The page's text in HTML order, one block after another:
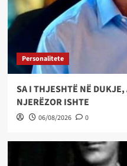
Personalitete
SA I THJESHTË NË DUKJE,
NJERËZOR ISHTE
06/08/2026 0